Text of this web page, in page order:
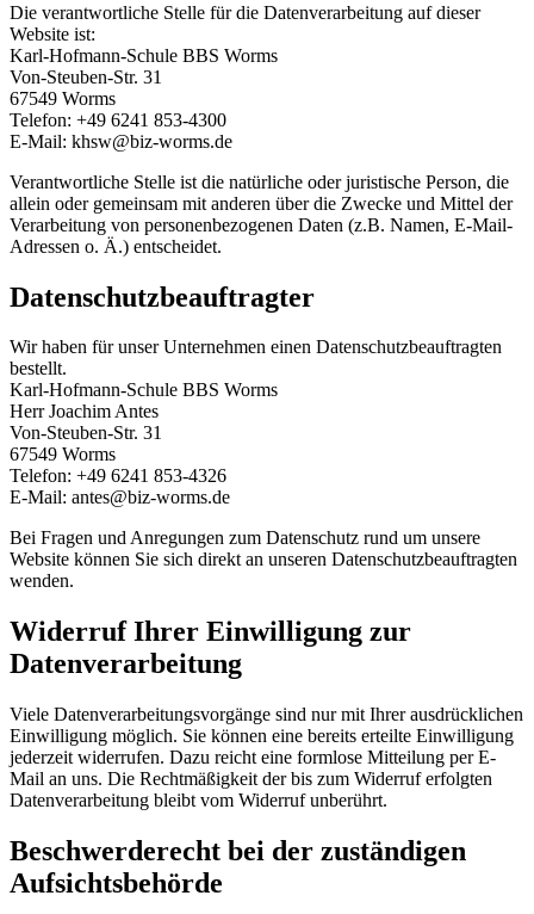
Die verantwortliche Stelle für die Datenverarbeitung auf dieser
Website ist:
Karl-Hofmann-Schule BBS Worms
Von-Steuben-Str. 31
67549 Worms
Telefon: +49 6241 853-4300
E-Mail: khsw@biz-worms.de
Verantwortliche Stelle ist die natürliche oder juristische Person, die
allein oder gemeinsam mit anderen über die Zwecke und Mittel der
Verarbeitung von personenbezogenen Daten (z.B. Namen, E-Mail-
Adressen o. Ä.) entscheidet.
Datenschutzbeauftragter
Wir haben für unser Unternehmen einen Datenschutzbeauftragten
bestellt.
Karl-Hofmann-Schule BBS Worms
Herr Joachim Antes
Von-Steuben-Str. 31
67549 Worms
Telefon: +49 6241 853-4326
E-Mail: antes@biz-worms.de
Bei Fragen und Anregungen zum Datenschutz rund um unsere
Website können Sie sich direkt an unseren Datenschutzbeauftragten
wenden.
Widerruf Ihrer Einwilligung zur
Datenverarbeitung
Viele Datenverarbeitungsvorgänge sind nur mit Ihrer ausdrücklichen
Einwilligung möglich. Sie können eine bereits erteilte Einwilligung
jederzeit widerrufen. Dazu reicht eine formlose Mitteilung per E-
Mail an uns. Die Rechtmäßigkeit der bis zum Widerruf erfolgten
Datenverarbeitung bleibt vom Widerruf unberührt.
Beschwerderecht bei der zuständigen
Aufsichtsbehörde